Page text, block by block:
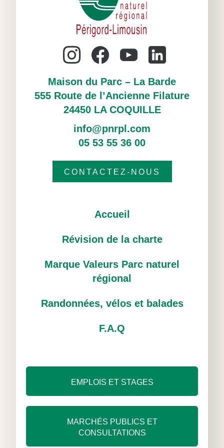
Maison du Parc – La Barde
555 Route de l’Ancienne Filature
24450 LA COQUILLE
info@pnrpl.com
05 53 55 36 00
CONTACTEZ-NOUS
Accueil
Révision de la charte
Marque Valeurs Parc naturel
régional
Randonnées, vélos et balades
F.A.Q
EMPLOIS ET STAGES
MARCHÉS PUBLICS ET
CONSULTATIONS